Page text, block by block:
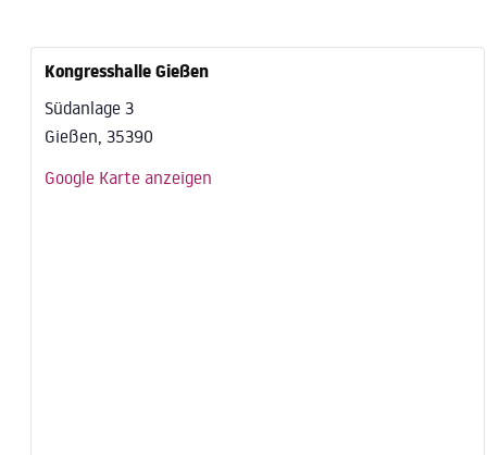
Kongresshalle Gießen
Südanlage 3
Gießen, 35390
Google Karte anzeigen